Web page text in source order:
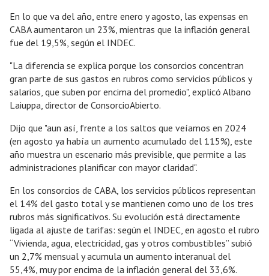
En lo que va del año, entre enero y agosto, las expensas en
CABA aumentaron un 23%, mientras que la inflación general
fue del 19,5%, según el INDEC.
"La diferencia se explica porque los consorcios concentran
gran parte de sus gastos en rubros como servicios públicos y
salarios, que suben por encima del promedio", explicó Albano
Laiuppa, director de ConsorcioAbierto.
Dijo que "aun así, frente a los saltos que veíamos en 2024
(en agosto ya había un aumento acumulado del 115%), este
año muestra un escenario más previsible, que permite a las
administraciones planificar con mayor claridad".
En los consorcios de CABA, los servicios públicos representan
el 14% del gasto total y se mantienen como uno de los tres
rubros más significativos. Su evolución está directamente
ligada al ajuste de tarifas: según el INDEC, en agosto el rubro
“Vivienda, agua, electricidad, gas y otros combustibles” subió
un 2,7% mensual y acumula un aumento interanual del
55,4%, muy por encima de la inflación general del 33,6%.